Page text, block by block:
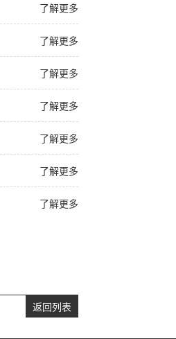
了解更多
了解更多
了解更多
了解更多
了解更多
了解更多
了解更多
返回列表